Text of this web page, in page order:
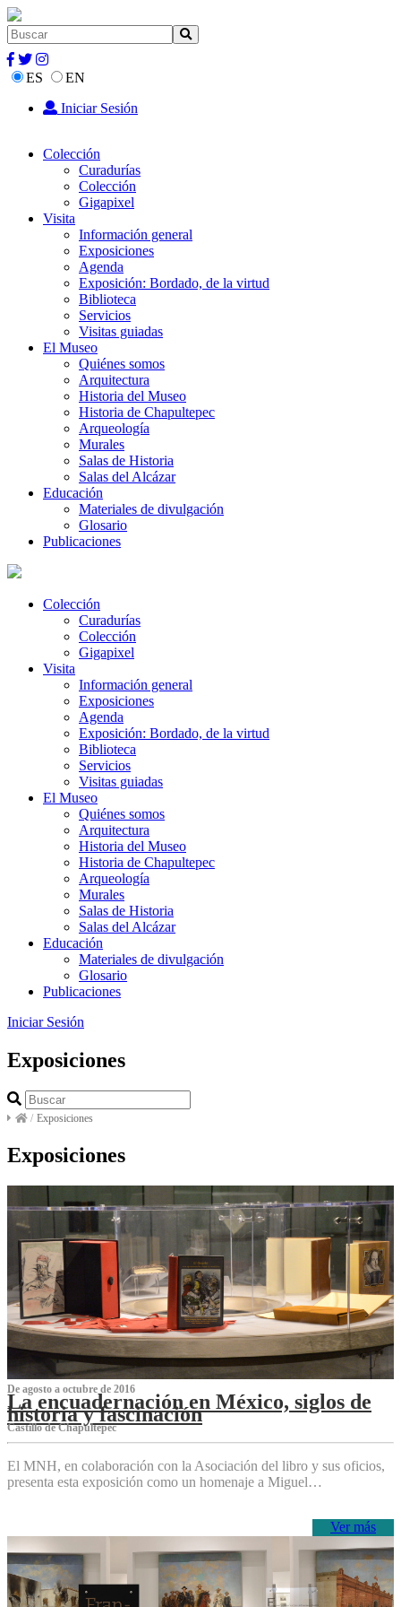
ES
EN
Iniciar Sesión
Colección
Curadurías
Colección
Gigapixel
Visita
Información general
Exposiciones
Agenda
Exposición: Bordado, de la virtud
Biblioteca
Servicios
Visitas guiadas
El Museo
Quiénes somos
Arquitectura
Historia del Museo
Historia de Chapultepec
Arqueología
Murales
Salas de Historia
Salas del Alcázar
Educación
Materiales de divulgación
Glosario
Publicaciones
Colección
Curadurías
Colección
Gigapixel
Visita
Información general
Exposiciones
Agenda
Exposición: Bordado, de la virtud
Biblioteca
Servicios
Visitas guiadas
El Museo
Quiénes somos
Arquitectura
Historia del Museo
Historia de Chapultepec
Arqueología
Murales
Salas de Historia
Salas del Alcázar
Educación
Materiales de divulgación
Glosario
Publicaciones
Iniciar Sesión
Exposiciones
/ Exposiciones
Exposiciones
De agosto a octubre de 2016
La encuadernación en México, siglos de
historia y fascinación
Castillo de Chapultepec
El MNH, en colaboración con la Asociación del libro y sus oficios,
presenta esta exposición como un homenaje a Miguel…
Ver más